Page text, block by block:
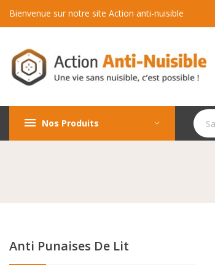
Bienvenue sur notre site Action anti-nuisible
Nos Produits
Anti Punaises De Lit